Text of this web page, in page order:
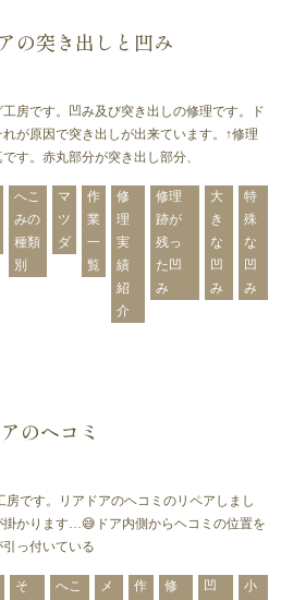
の突き出しと凹み
房です。凹み及び突き出しの修理です。ド
が原因で突き出しが出来ています。↑修理
す。赤丸部分が突き出し部分、
へこ
みの
種類
別
マ
ツ
ダ
作
業
一
覧
修
理
実
績
紹
介
修理
跡が
残っ
た凹
み
大
き
な
凹
み
特
殊
な
凹
み
のヘコミ
です。リアドアのヘコミのリペアしまし
かります…😅ドア内側からヘコミの位置を
っ付いている
そ
へこ
メ
作
修
凹
小